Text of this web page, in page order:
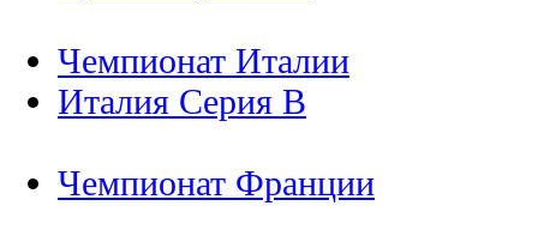
Чемпионат Италии
Италия Серия B
Чемпионат Франции